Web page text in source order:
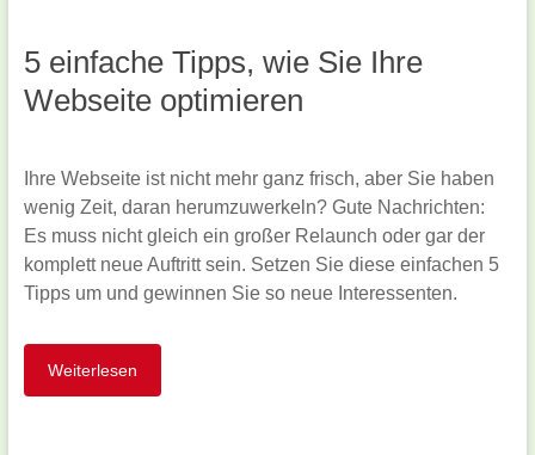
5 einfache Tipps, wie Sie Ihre
Webseite optimieren
Ihre Webseite ist nicht mehr ganz frisch, aber Sie haben
wenig Zeit, daran herumzuwerkeln? Gute Nachrichten:
Es muss nicht gleich ein großer Relaunch oder gar der
komplett neue Auftritt sein. Setzen Sie diese einfachen 5
Tipps um und gewinnen Sie so neue Interessenten.
Weiterlesen